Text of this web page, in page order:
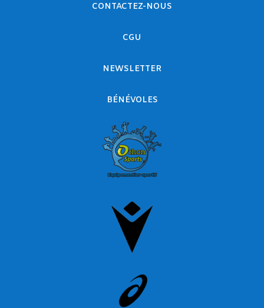
CONTACTEZ-NOUS
CGU
NEWSLETTER
BÉNÉVOLES